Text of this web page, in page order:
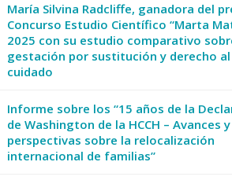
María Silvina Radcliffe, ganadora del
Concurso Estudio Científico “Marta
2025 con su estudio comparativo
gestación por sustitución y derecho al
cuidado
Informe sobre los “15 años de la
de Washington de la HCCH – Avances y
perspectivas sobre la relocalización
internacional de familias”